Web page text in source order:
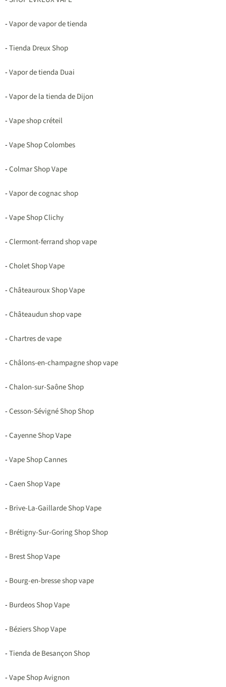
-Vapor de vapor de tienda
-Tienda Dreux Shop
-Vapor de tienda Duai
-Vapor de la tienda de Dijon
-Vape shop créteil
-Vape Shop Colombes
-Colmar Shop Vape
-Vapor de cognac shop
-Vape Shop Clichy
-Clermont-ferrand shop vape
-Cholet Shop Vape
-Châteauroux Shop Vape
-Châteaudun shop vape
-Chartres de vape
-Châlons-en-champagne shop vape
-Chalon-sur-Saône Shop
-Cesson-Sévigné Shop Shop
-Cayenne Shop Vape
-Vape Shop Cannes
-Caen Shop Vape
- Brive-La-Gaillarde Shop Vape
- Brétigny-Sur-Goring Shop Shop
- Brest Shop Vape
- Bourg-en-bresse shop vape
- Burdeos Shop Vape
- Béziers Shop Vape
-Tienda de Besançon Shop
-Vape Shop Avignon